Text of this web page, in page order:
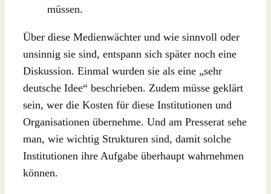
müssen.
Über diese Medienwächter und wie sinnvoll oder
unsinnig sie sind, entspann sich später noch eine
Diskussion. Einmal wurden sie als eine „sehr
deutsche Idee“ beschrieben. Zudem müsse geklärt
sein, wer die Kosten für diese Institutionen und
Organisationen übernehme. Und am Presserat sehe
man, wie wichtig Strukturen sind, damit solche
Institutionen ihre Aufgabe überhaupt wahrnehmen
können.